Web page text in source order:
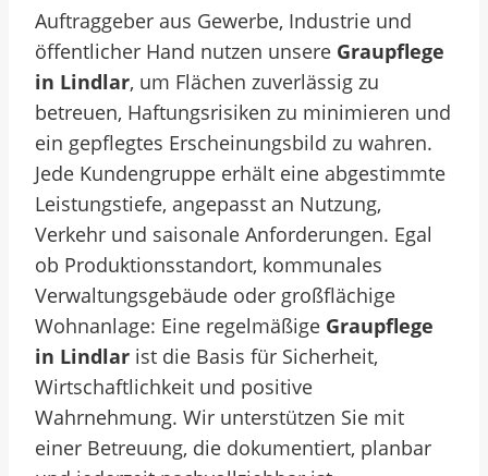
Auftraggeber aus Gewerbe, Industrie und
öffentlicher Hand nutzen unsere Graupflege
in Lindlar, um Flächen zuverlässig zu
betreuen, Haftungsrisiken zu minimieren und
ein gepflegtes Erscheinungsbild zu wahren.
Jede Kundengruppe erhält eine abgestimmte
Leistungstiefe, angepasst an Nutzung,
Verkehr und saisonale Anforderungen. Egal
ob Produktionsstandort, kommunales
Verwaltungsgebäude oder großflächige
Wohnanlage: Eine regelmäßige Graupflege
in Lindlar ist die Basis für Sicherheit,
Wirtschaftlichkeit und positive
Wahrnehmung. Wir unterstützen Sie mit
einer Betreuung, die dokumentiert, planbar